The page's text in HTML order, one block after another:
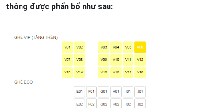
thông được phẩn bổ như sau: